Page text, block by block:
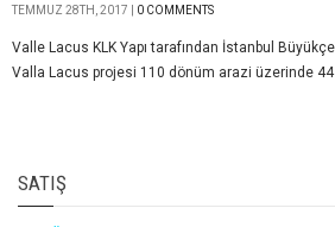
TEMMUZ 28TH, 2017 | 0 COMMENTS
Valle Lacus KLK Yapı tarafından İstanbul
Valla Lacus projesi 110 dönüm arazi üzerinde 44
SATIŞ